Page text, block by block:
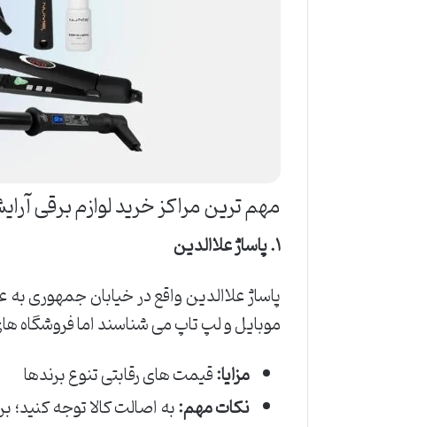
مهم ترین مراکز خرید لوازم برقی
۱. پاساژ علاالدین
پاساژ علاالدین واقع در خیابان جمهوری
موبایل و لپ تاپ می شناسند اما فروشگاه
مزایا:قیمت های رقابتی تنوع برندها
نکات مهم:به اصالت کالا توجه